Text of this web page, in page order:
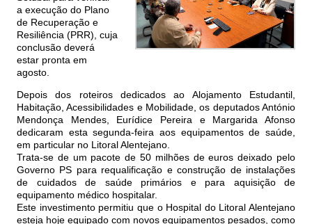
a execução do Plano
de Recuperação e
Resiliência (PRR), cuja
conclusão deverá
estar pronta em
agosto.
Depois dos roteiros dedicados ao Alojamento Estudantil,
Habitação, Acessibilidades e Mobilidade, os deputados António
Mendonça Mendes, Eurídice Pereira e Margarida Afonso
dedicaram esta segunda-feira aos equipamentos de saúde,
em particular no Litoral Alentejano.
Trata-se de um pacote de 50 milhões de euros deixado pelo
Governo PS para requalificação e construção de instalações
de cuidados de saúde primários e para aquisição de
equipamento médico hospitalar.
Este investimento permitiu que o Hospital do Litoral Alentejano
esteja hoje equipado com novos equipamentos pesados, como